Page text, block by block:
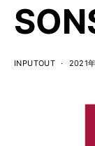
INPUTOUT 2021